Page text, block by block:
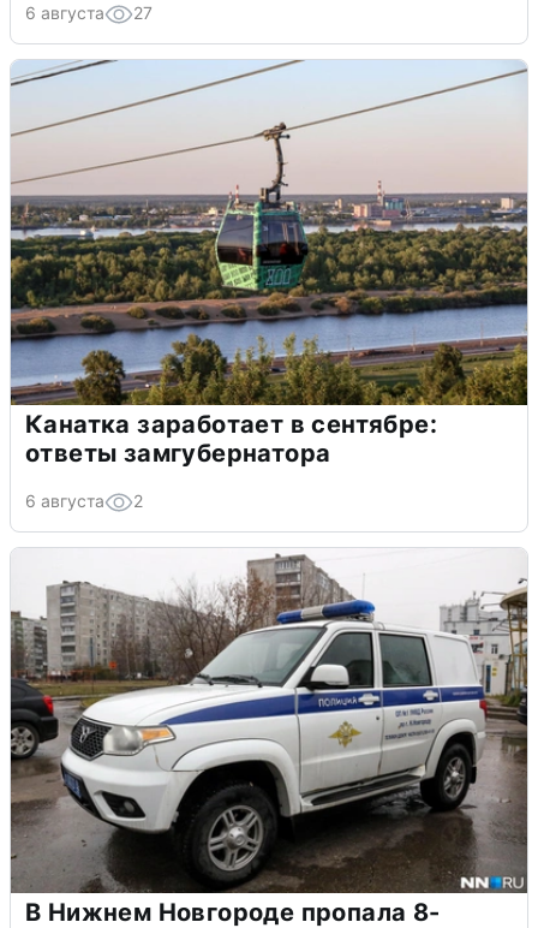
6 августа 27
Канатка заработает в сентябре:
ответы замгубернатора
6 августа 2
В Нижнем Новгороде пропала 8-